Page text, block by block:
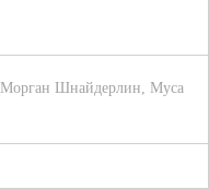
Морган Шнайдерлин, Муса